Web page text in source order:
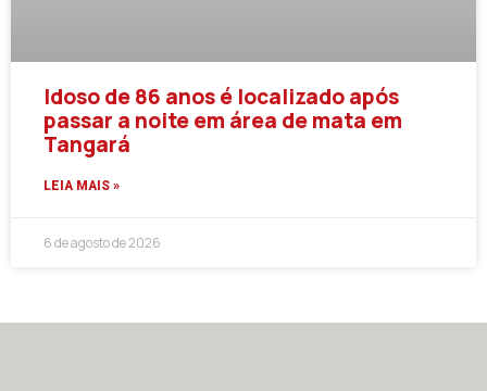
Idoso de 86 anos é localizado após
passar a noite em área de mata em
Tangará
LEIA MAIS »
6 de agosto de 2026